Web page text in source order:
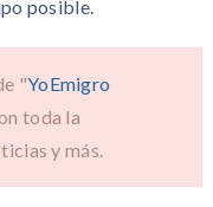
posible.
"YoEmigro
toda la
y más.